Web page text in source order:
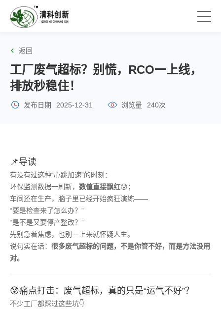
返回
工厂废气超标？别慌，RCO一上线，
排放秒稳住！
发布日期 2025-12-31 浏览量 240次
📌导读
有没有过这种“心跳加速”的时刻：
环保监测数据一刷新， 数值直接飘红😰；
车间还在生产，脑子里已经开始疯狂演练——
“要是检查来了怎么办？”
“是不是又要停产整改？”
先别急着焦虑，也别一上来就怀疑人生。
说句实在话： 很多废气超标的问题，不是你管不好，而是方法没用
对。
😰痛点打击：废气超标，真的只是“运气不好”？
不少工厂都踩过这些坑👇